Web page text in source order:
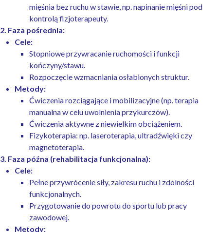
mięśnia bez ruchu w stawie, np. napinanie mięśni pod
kontrolą fizjoterapeuty.
2. Faza pośrednia:
Cele:
Stopniowe przywracanie ruchomości i funkcji
kończyny/stawu.
Rozpoczęcie wzmacniania osłabionych struktur.
Metody:
Ćwiczenia rozciągające i mobilizacyjne (np. terapia
manualna w celu uwolnienia przykurczów).
Ćwiczenia aktywne z niewielkim obciążeniem.
Fizykoterapia: np. laseroterapia, ultradźwięki czy
magnetoterapia.
3. Faza późna (rehabilitacja funkcjonalna):
Cele:
Pełne przywrócenie siły, zakresu ruchu i zdolności
funkcjonalnych.
Przygotowanie do powrotu do sportu lub pracy
zawodowej.
Metody: